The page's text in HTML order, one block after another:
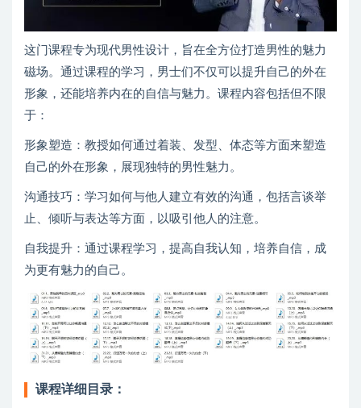
这门课程专为现代男性设计，旨在全方位打造男性的魅力
磁场。通过课程的学习，男士们不仅可以提升自己的外在
形象，还能培养内在的自信与魅力。课程内容包括但不限
于：
形象塑造：教授如何通过着装、发型、体态等方面来塑造
自己的外在形象，展现独特的男性魅力。
沟通技巧：学习如何与他人建立有效的沟通，包括言谈举
止、倾听与表达等方面，以吸引他人的注意。
自我提升：通过课程学习，提高自我认知，培养自信，成
为更有魅力的自己。
课程详细目录：